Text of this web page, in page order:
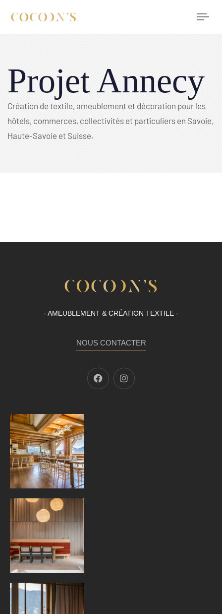
Projet Annecy
Création de textile, ameublement et décoration pour les
hôtels, commerces, collectivités et particuliers en Savoie,
Haute-Savoie et Suisse.
- AMEUBLEMENT & CRÉATION TEXTILE -
NOUS CONTACTER